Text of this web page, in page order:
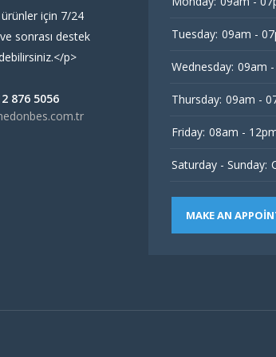
ürünler için 7/24
sonrası destek
p>
876 5056
Tuesday: 09am -
Wednesday: 09am
Thursday: 09am -
Friday: 08am -
Saturday - Sunday:
MAKE AN